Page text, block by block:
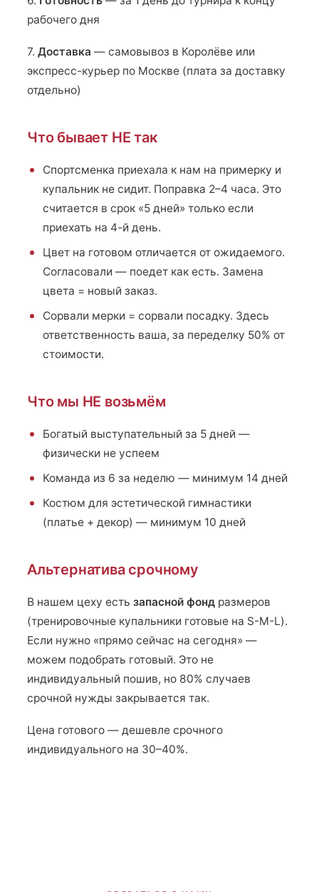
рабочего дня
7. Доставка — самовывоз в Королёве или
экспресс-курьер по Москве (плата за доставку
отдельно)
Что бывает НЕ так
Спортсменка приехала к нам на примерку и
купальник не сидит. Поправка 2–4 часа. Это
считается в срок «5 дней» только если
приехать на 4-й день.
Цвет на готовом отличается от ожидаемого.
Согласовали — поедет как есть. Замена
цвета = новый заказ.
Сорвали мерки = сорвали посадку. Здесь
ответственность ваша, за переделку 50% от
стоимости.
Что мы НЕ возьмём
Богатый выступательный за 5 дней —
физически не успеем
Команда из 6 за неделю — минимум 14 дней
Костюм для эстетической гимнастики
(платье + декор) — минимум 10 дней
Альтернатива срочному
В нашем цеху есть запасной фонд размеров
(тренировочные купальники готовые на S-M-L).
Если нужно «прямо сейчас на сегодня» —
можем подобрать готовый. Это не
индивидуальный пошив, но 80% случаев
срочной нужды закрывается так.
Цена готового — дешевле срочного
индивидуального на 30–40%.